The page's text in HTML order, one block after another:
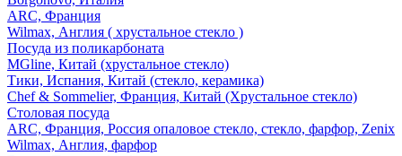
ARC, Франция
Wilmax, Англия ( хрустальное стекло )
Посуда из поликарбоната
MGline, Китай (хрустальное стекло)
Тики, Испания, Китай (стекло, керамика)
Chef & Sommelier, Франция, Китай (Хрустальное стекло)
Столовая посуда
ARC, Франция, Россия опаловое стекло, стекло, фарфор, Zenix
Wilmax, Англия, фарфор